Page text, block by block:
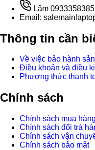
Lâm 0933358385
Email:
Thông tin cần
Về việc bảo hành
Điều khoản và điều
Phương thức thanh
Chính sách
Chính sách mua hàng
Chính sách đổi trả
Chính sách vận
Chính sách bảo mật